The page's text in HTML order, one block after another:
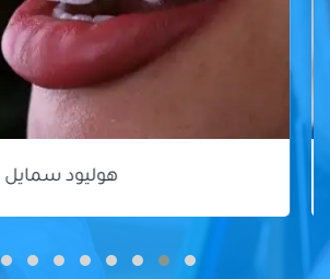
هوليود سمايل